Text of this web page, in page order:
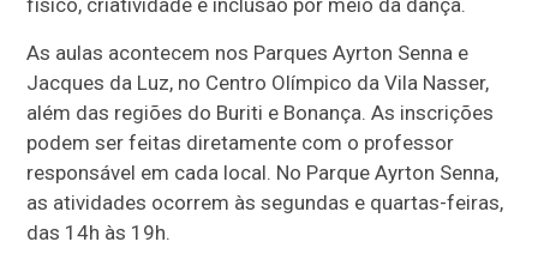
As aulas acontecem nos Parques Ayrton Senna e
Jacques da Luz, no Centro Olímpico da Vila Nasser,
além das regiões do Buriti e Bonança. As inscrições
podem ser feitas diretamente com o professor
responsável em cada local. No Parque Ayrton Senna,
as atividades ocorrem às segundas e quartas-feiras,
das 14h às 19h.